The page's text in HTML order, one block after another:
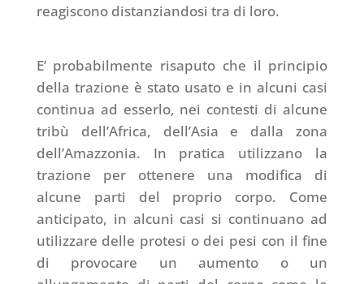
reagiscono distanziandosi tra di loro.
E’ probabilmente risaputo che il principio
della trazione è stato usato e in alcuni casi
continua ad esserlo, nei contesti di alcune
tribù dell’Africa, dell’Asia e dalla zona
dell’Amazzonia. In pratica utilizzano la
trazione per ottenere una modifica di
alcune parti del proprio corpo. Come
anticipato, in alcuni casi si continuano ad
utilizzare delle protesi o dei pesi con il fine
di provocare un aumento o un